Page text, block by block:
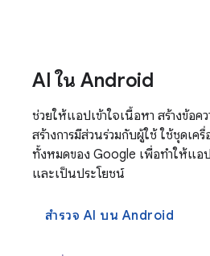
AI ใน Android
ช่วยให้แอปเข้าใจเนื้อหา สร้างข้อค
สร้างการมีส่วนร่วมกับผู้ใช้ ใช้ชุดเค
ทั้งหมดของ Google เพื่อทำให้แอ
และเป็นประโยชน์
สำรวจ AI บน Android